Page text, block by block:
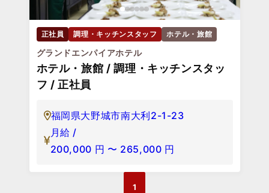
正社員 調理・キッチンスタッフ ホテル・旅館
グランドエンパイアホテル
ホテル・旅館 / 調理・キッチンスタッ
フ / 正社員
福岡県大野城市南大利2-1-23
月給 /
200,000 円 〜 265,000 円
1